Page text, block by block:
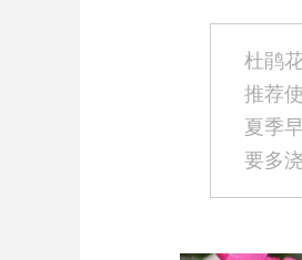
杜鹃
推荐
夏季
要多